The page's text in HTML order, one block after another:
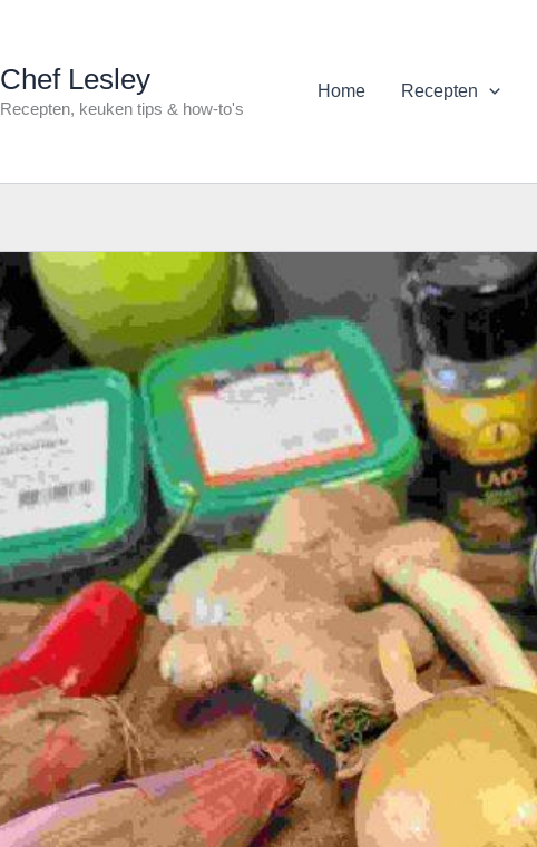
Chef Lesley
Recepten, keuken tips & how-to's
Home Recepten